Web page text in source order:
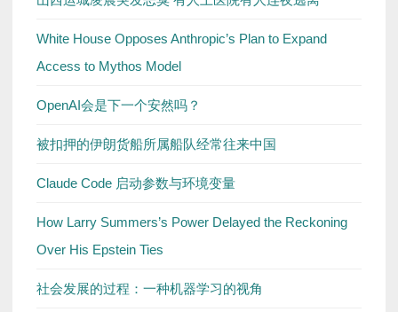
White House Opposes Anthropic’s Plan to Expand
Access to Mythos Model
OpenAI会是下一个安然吗？
被扣押的伊朗货船所属船队经常往来中国
Claude Code 启动参数与环境变量
How Larry Summers’s Power Delayed the Reckoning
Over His Epstein Ties
社会发展的过程：一种机器学习的视角